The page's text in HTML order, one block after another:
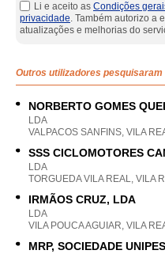
Li e aceito as Condições
privacidade. Também autorizo a
atualizações e melhorias do
Outros utilizadores pesquisaram
NORBERTO GOMES
LDA
VALPACOS SANFINS, VILA
SSS CICLOMOTORES
LDA
TORGUEDA VILA REAL, VILA
IRMÃOS CRUZ, LDA
LDA
VILA POUCA AGUIAR, VILA
MRP, SOCIEDADE